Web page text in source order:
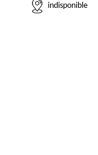
indisponible